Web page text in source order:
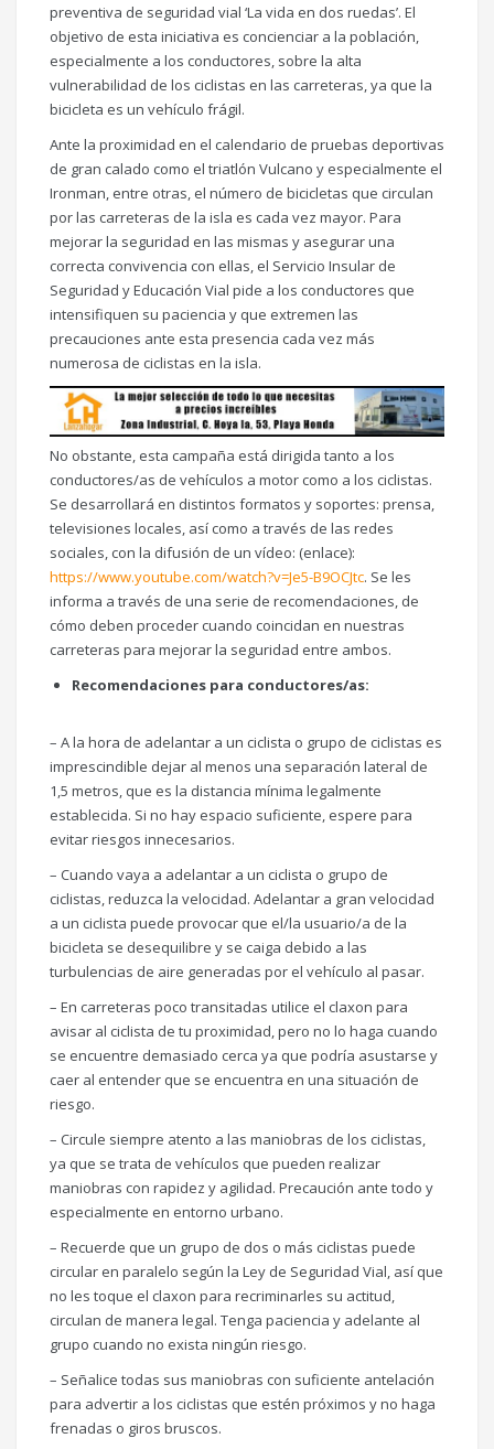
preventiva de seguridad vial ‘La vida en dos ruedas’. El
objetivo de esta iniciativa es concienciar a la población,
especialmente a los conductores, sobre la alta
vulnerabilidad de los ciclistas en las carreteras, ya que la
bicicleta es un vehículo frágil.
Ante la proximidad en el calendario de pruebas deportivas
de gran calado como el triatlón Vulcano y especialmente el
Ironman, entre otras, el número de bicicletas que circulan
por las carreteras de la isla es cada vez mayor. Para
mejorar la seguridad en las mismas y asegurar una
correcta convivencia con ellas, el Servicio Insular de
Seguridad y Educación Vial pide a los conductores que
intensifiquen su paciencia y que extremen las
precauciones ante esta presencia cada vez más
numerosa de ciclistas en la isla.
No obstante, esta campaña está dirigida tanto a los
conductores/as de vehículos a motor como a los ciclistas.
Se desarrollará en distintos formatos y soportes: prensa,
televisiones locales, así como a través de las redes
sociales, con la difusión de un vídeo: (enlace):
https://www.youtube.com/watch?v=Je5-B9OCJtc. Se les
informa a través de una serie de recomendaciones, de
cómo deben proceder cuando coincidan en nuestras
carreteras para mejorar la seguridad entre ambos.
Recomendaciones para conductores/as:
– A la hora de adelantar a un ciclista o grupo de ciclistas es
imprescindible dejar al menos una separación lateral de
1,5 metros, que es la distancia mínima legalmente
establecida. Si no hay espacio suficiente, espere para
evitar riesgos innecesarios.
– Cuando vaya a adelantar a un ciclista o grupo de
ciclistas, reduzca la velocidad. Adelantar a gran velocidad
a un ciclista puede provocar que el/la usuario/a de la
bicicleta se desequilibre y se caiga debido a las
turbulencias de aire generadas por el vehículo al pasar.
– En carreteras poco transitadas utilice el claxon para
avisar al ciclista de tu proximidad, pero no lo haga cuando
se encuentre demasiado cerca ya que podría asustarse y
caer al entender que se encuentra en una situación de
riesgo.
– Circule siempre atento a las maniobras de los ciclistas,
ya que se trata de vehículos que pueden realizar
maniobras con rapidez y agilidad. Precaución ante todo y
especialmente en entorno urbano.
– Recuerde que un grupo de dos o más ciclistas puede
circular en paralelo según la Ley de Seguridad Vial, así que
no les toque el claxon para recriminarles su actitud,
circulan de manera legal. Tenga paciencia y adelante al
grupo cuando no exista ningún riesgo.
– Señalice todas sus maniobras con suficiente antelación
para advertir a los ciclistas que estén próximos y no haga
frenadas o giros bruscos.